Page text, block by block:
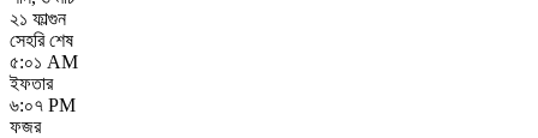
২১ ফাল্গুন
সেহরি শেষ
৫:০১ AM
ইফতার
৬:০৭ PM
ফজর